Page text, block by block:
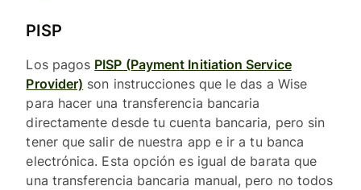
PISP
Los pagos PISP (Payment Initiation Service
Provider) son instrucciones que le das a Wise
para hacer una transferencia bancaria
directamente desde tu cuenta bancaria, pero sin
tener que salir de nuestra app e ir a tu banca
electrónica. Esta opción es igual de barata que
una transferencia bancaria manual, pero no todos